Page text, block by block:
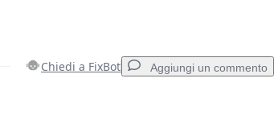
Chiedi a FixBot Aggiungi un commento